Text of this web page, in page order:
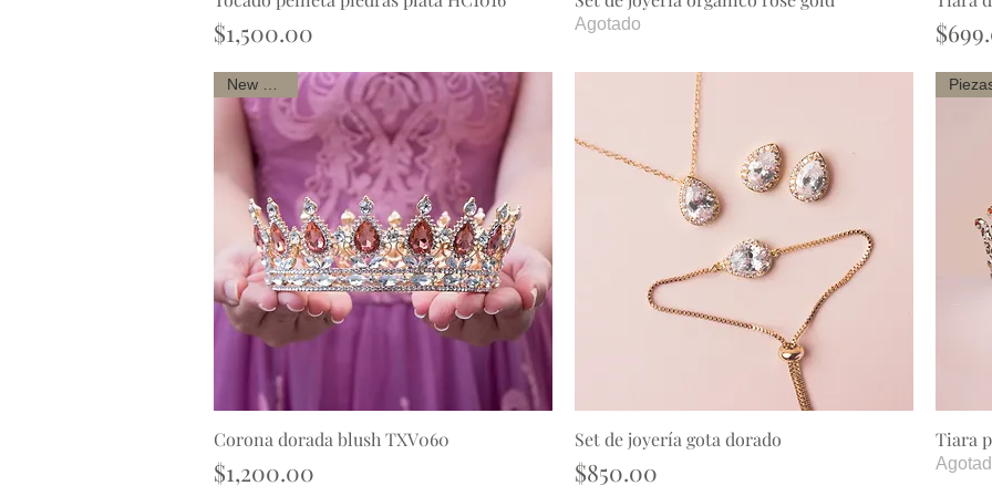
Precio
$1,500.00 Agotado
Vista rápida
Corona dorada blush TXV060
Precio
$1,200.00
Vista rápida
Set de joyería gota dorado
Precio
$850.00
Tiara